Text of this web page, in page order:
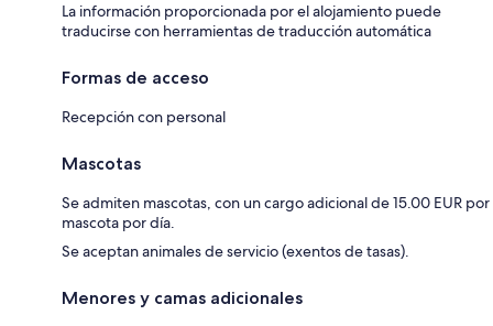
La información proporcionada por el alojamiento puede
traducirse con herramientas de traducción automática
Formas de acceso
Recepción con personal
Mascotas
Se admiten mascotas, con un cargo adicional de 15.00 EUR por
mascota por día.
Se aceptan animales de servicio (exentos de tasas).
Menores y camas adicionales